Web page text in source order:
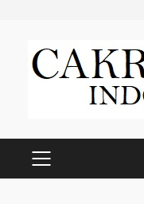
content
PRIMARY